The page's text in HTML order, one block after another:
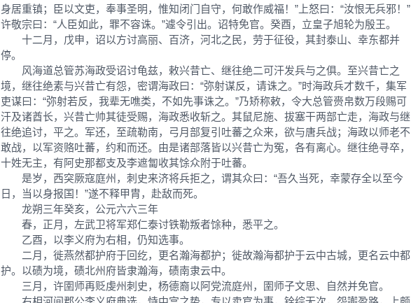
身居重镇；臣以文吏，奉事圣明，惟知闭门自守，何敢作威福！”上怒曰：“汝恨无兵邪！”
许敬宗曰：“人臣如此，罪不容诛。”遽令引出。诏特免官。癸酉，立皇子旭轮为殷王。
十二月，戊申，诏以方讨高丽、百济，河北之民，劳于征役，其封泰山、幸东都并
停。
风海道总管苏海政受诏讨龟兹，敕兴昔亡、继往绝二可汗发兵与之俱。至兴昔亡之
境，继往绝素与兴昔亡有怨，密谓海政曰：“弥射谋反，请诛之。”时海政兵才数千，集军
吏谋曰：“弥射若反，我辈无噍类，不如先事诛之。”乃矫称敕，令大总管赍帛数万段赐可
汗及诸酋长，兴昔亡帅其徒受赐，海政悉收斩之。其鼠尼施、拔塞干两部亡走，海政与继
往绝追讨，平之。军还，至疏勒南，弓月部复引吐蕃之众来，欲与唐兵战；海政以师老不
敢战，以军资赂吐蕃，约和而还。由是诸部落皆以兴昔亡为冤，各有离心。继往绝寻卒，
十姓无主，有阿史那都支及李遮匐收其馀众附于吐蕃。
是岁，西突厥寇庭州，刺史来济将兵拒之，谓其众曰：“吾久当死，幸蒙存全以至今
日，当以身报国！”遂不释甲胄，赴敌而死。
龙朔三年癸亥，公元六六三年
春，正月，左武卫将军郑仁泰讨铁勒叛者馀种，悉平之。
乙酉，以李义府为右相，仍知选事。
二月，徙燕然都护府于回纥，更名瀚海都护；徙故瀚海都护于云中古城，更名云中都
护。以碛为境，碛北州府皆隶瀚海，碛南隶云中。
三月，许圉师再贬虔州刺史，杨德裔以阿党流庭州，圉师子文思、自然并免官。